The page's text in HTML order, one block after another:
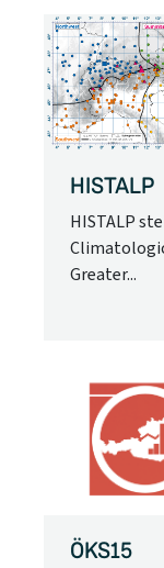
HISTALP
HISTALP
Greater...
ÖKS15